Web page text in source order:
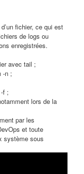
fichier, ce qui est
de logs ou
enregistrées.
avec tail ;
-n ;
f ;
lors de la
par les
et toute
système sous